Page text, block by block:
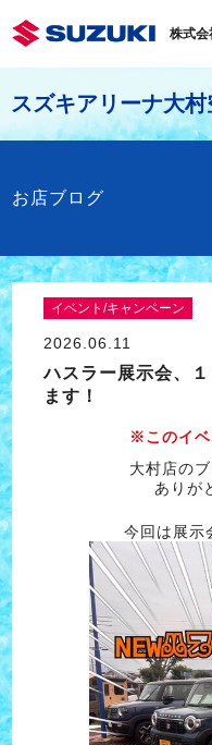
株式会
スズキアリーナ大村
お店ブログ
イベント/キャンペーン
2026.06.11
ハスラー展示会、
ます！
※このイベ
大村店の
ありが
今回は展示